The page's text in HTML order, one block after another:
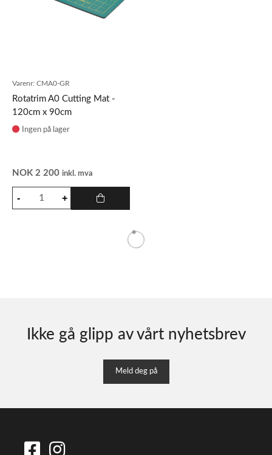
Varenr: CMA0-GR
Rotatrim A0 Cutting Mat -
120cm x 90cm
Ingen på lager
NOK 2 200 inkl. mva
Ikke gå glipp av vårt nyhetsbrev
Meld deg på